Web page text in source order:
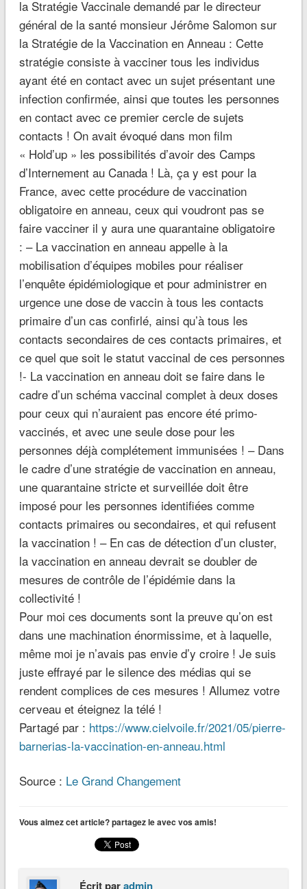
la Stratégie Vaccinale demandé par le directeur
général de la santé monsieur Jérôme Salomon sur
la Stratégie de la Vaccination en Anneau : Cette
stratégie consiste à vacciner tous les individus
ayant été en contact avec un sujet présentant une
infection confirmée, ainsi que toutes les personnes
en contact avec ce premier cercle de sujets
contacts ! On avait évoqué dans mon film
« Hold’up » les possibilités d’avoir des Camps
d’Internement au Canada ! Là, ça y est pour la
France, avec cette procédure de vaccination
obligatoire en anneau, ceux qui voudront pas se
faire vacciner il y aura une quarantaine obligatoire
: – La vaccination en anneau appelle à la
mobilisation d’équipes mobiles pour réaliser
l’enquête épidémiologique et pour administrer en
urgence une dose de vaccin à tous les contacts
primaire d’un cas confirlé, ainsi qu’à tous les
contacts secondaires de ces contacts primaires, et
ce quel que soit le statut vaccinal de ces personnes
!- La vaccination en anneau doit se faire dans le
cadre d’un schéma vaccinal complet à deux doses
pour ceux qui n’auraient pas encore été primo-
vaccinés, et avec une seule dose pour les
personnes déjà complétement immunisées ! – Dans
le cadre d’une stratégie de vaccination en anneau,
une quarantaine stricte et surveillée doit être
imposé pour les personnes identifiées comme
contacts primaires ou secondaires, et qui refusent
la vaccination ! – En cas de détection d’un cluster,
la vaccination en anneau devrait se doubler de
mesures de contrôle de l’épidémie dans la
collectivité !
Pour moi ces documents sont la preuve qu’on est
dans une machination énormissime, et à laquelle,
même moi je n’avais pas envie d’y croire ! Je suis
juste effrayé par le silence des médias qui se
rendent complices de ces mesures ! Allumez votre
cerveau et éteignez la télé !
Partagé par : https://www.cielvoile.fr/2021/05/pierre-
barnerias-la-vaccination-en-anneau.html
Source : Le Grand Changement
Vous aimez cet article? partagez le avec vos amis!
Écrit paradmin